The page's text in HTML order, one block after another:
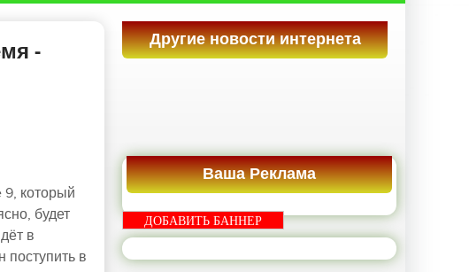
-
9, который
будет
в
в
Другие новости интернета
Ваша Реклама
ДОБАВИТЬ БАННЕР